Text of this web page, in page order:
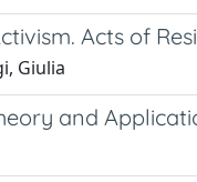
Acts of
Giulia
and